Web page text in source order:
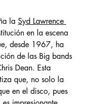
la Syd Lawrence
en la escena
desde 1967, ha
de las Big bands
Dean. Esta
que, no solo la
en el disco, pues